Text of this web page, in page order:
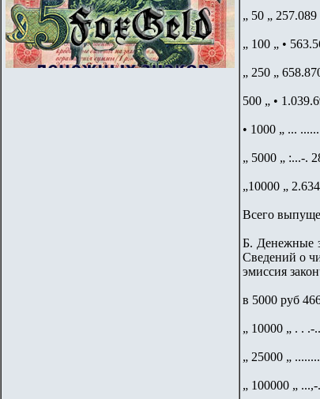
„ 50 „ 257.089
„ 100 „ •
„ 250 „
500 „ •
• 1000 „ ...
„ 5000 „ :...-.
„10000 „
Всего
Б. Денежные
Сведений о
эмиссия
в 5000 руб
„ 10000 „ . . .-
„ 25000 „
„ 100000 „